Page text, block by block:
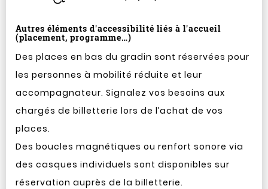
Autres éléments d'accessibilité liés à l'accueil
(placement, programme…)
Des places en bas du gradin sont réservées pour
les personnes à mobilité réduite et leur
accompagnateur. Signalez vos besoins aux
chargés de billetterie lors de l’achat de vos
places.
Des boucles magnétiques ou renfort sonore via
des casques individuels sont disponibles sur
réservation auprès de la billetterie.